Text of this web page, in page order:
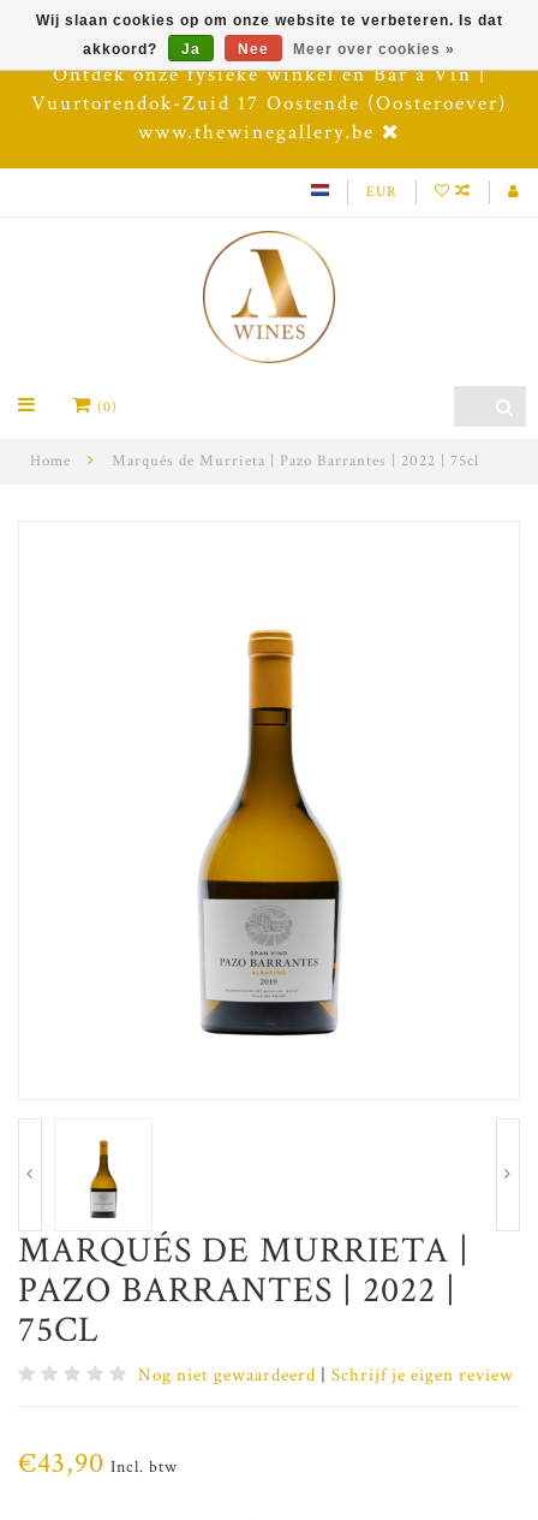
Ontdek onze fysieke winkel en Bar à Vin |
Vuurtorendok-Zuid 17 Oostende (Oosteroever)
www.thewinegallery.be
EUR
(0)
Home Marqués de Murrieta | Pazo Barrantes | 2022 | 75cl
MARQUÉS DE MURRIETA |
PAZO BARRANTES | 2022 |
75CL
Nog niet gewaardeerd | Schrijf je eigen review
€43,90 Incl. btw
Wij slaan cookies op om onze website te verbeteren. Is dat
akkoord?
Ja Nee Meer over cookies »